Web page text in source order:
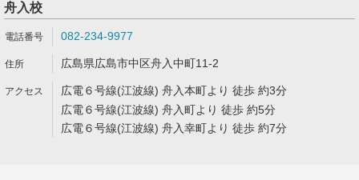
舟入校
082-234-9977
広島県広島市中区舟入中町11-2
広電６号線(江波線) 舟入本町より 徒歩 約3分
広電６号線(江波線) 舟入町より 徒歩 約5分
広電６号線(江波線) 舟入幸町より 徒歩 約7分